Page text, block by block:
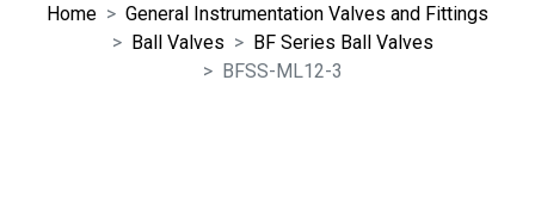
Home
General Instrumentation Valves and Fittings
Ball Valves
BF Series Ball Valves
BFSS-ML12-3